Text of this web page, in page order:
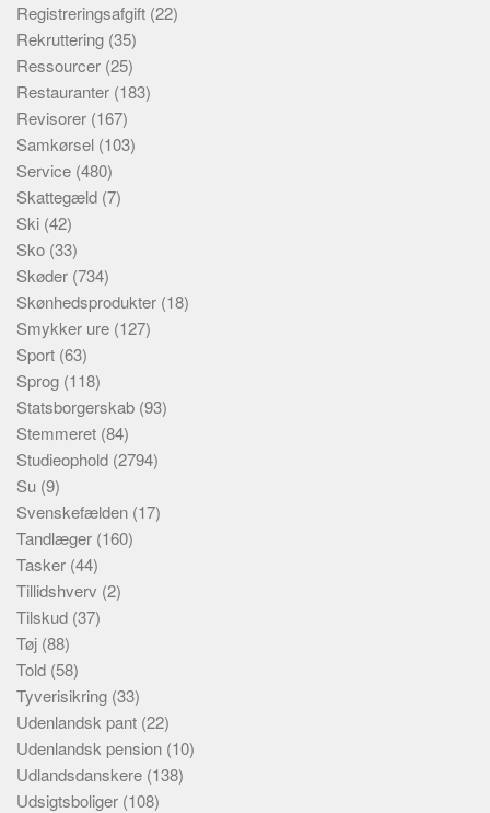
Registreringsafgift (22)
Rekruttering (35)
Ressourcer (25)
Restauranter (183)
Revisorer (167)
Samkørsel (103)
Service (480)
Skattegæld (7)
Ski (42)
Sko (33)
Skøder (734)
Skønhedsprodukter (18)
Smykker ure (127)
Sport (63)
Sprog (118)
Statsborgerskab (93)
Stemmeret (84)
Studieophold (2794)
Su (9)
Svenskefælden (17)
Tandlæger (160)
Tasker (44)
Tillidshverv (2)
Tilskud (37)
Tøj (88)
Told (58)
Tyverisikring (33)
Udenlandsk pant (22)
Udenlandsk pension (10)
Udlandsdanskere (138)
Udsigtsboliger (108)